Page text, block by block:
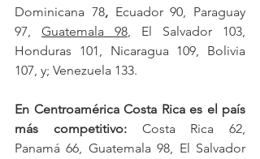
Dominicana 78, Ecuador 90, Paraguay
97, Guatemala 98, El Salvador 103,
Honduras 101, Nicaragua 109, Bolivia
107, y; Venezuela 133.
En Centroamérica Costa Rica es el país
más competitivo: Costa Rica 62,
Panamá 66, Guatemala 98, El Salvador